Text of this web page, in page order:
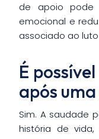
de apoio pode
emocional e
associado ao
É
após
Sim. A saudade
história de